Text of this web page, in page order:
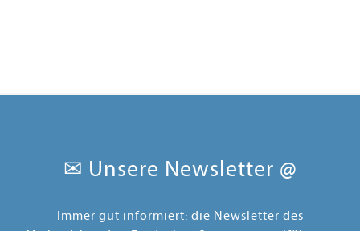
✉ Unsere Newsletter @
Immer gut informiert: die Newsletter des